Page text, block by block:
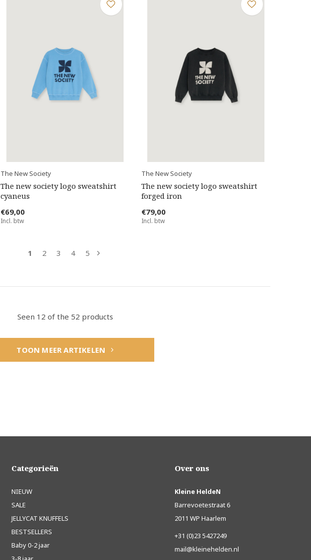
The New Society
The new society logo sweatshirt
cyaneus
€69,00
Incl. btw
The New Society
The new society logo sweatshirt
forged iron
€79,00
Incl. btw
1 2 3 4 5
Seen 12 of the 52 products
TOON MEER ARTIKELEN
Categorieën
NIEUW
SALE
JELLYCAT KNUFFELS
BESTSELLERS
Baby 0-2 jaar
Over ons
Kleine HeldeN
Barrevoetestraat 6
2011 WP Haarlem
+31 (0)23 5427249
mail@kleinehelden.nl